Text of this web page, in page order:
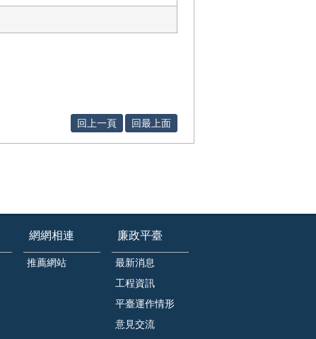
回上一頁 回最上面
網網相連
推薦網站
廉政平臺
最新消息
工程資訊
平臺運作情形
意見交流